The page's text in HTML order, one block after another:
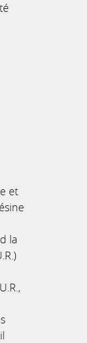
et
la